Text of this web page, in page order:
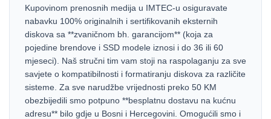
Kupovinom prenosnih medija u IMTEC-u osiguravate
nabavku 100% originalnih i sertifikovanih eksternih
diskova sa **zvaničnom bh. garancijom** (koja za
pojedine brendove i SSD modele iznosi i do 36 ili 60
mjeseci). Naš stručni tim vam stoji na raspolaganju za sve
savjete o kompatibilnosti i formatiranju diskova za različite
sisteme. Za sve narudžbe vrijednosti preko 50 KM
obezbijedili smo potpuno **besplatnu dostavu na kućnu
adresu** bilo gdje u Bosni i Hercegovini. Omogućili smo i